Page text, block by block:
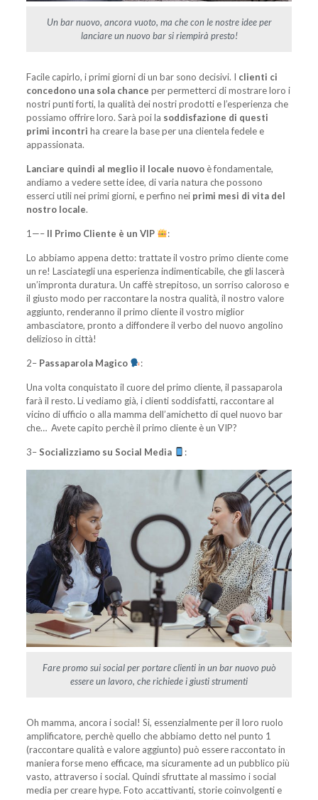
Un bar nuovo, ancora vuoto, ma che con le nostre idee per
lanciare un nuovo bar si riempirà presto!
Facile capirlo, i primi giorni di un bar sono decisivi. I clienti ci
concedono una sola chance per permetterci di mostrare loro i
nostri punti forti, la qualità dei nostri prodotti e l’esperienza che
possiamo offrire loro. Sarà poi la soddisfazione di questi
primi incontri ha creare la base per una clientela fedele e
appassionata.
Lanciare quindi al meglio il locale nuovoè fondamentale,
andiamo a vedere sette idee, di varia natura che possono
esserci utili nei primi giorni, e perfino nei primi mesi di vita del
nostro locale.
1—–Il Primo Cliente è un VIP :
Lo abbiamo appena detto: trattate il vostro primo cliente come
un re! Lasciategli una esperienza indimenticabile, che gli lascerà
un’impronta duratura. Un caffè strepitoso, un sorriso caloroso e
il giusto modo per raccontare la nostra qualità, il nostro valore
aggiunto, renderanno il primo cliente il vostro miglior
ambasciatore, pronto a diffondere il verbo del nuovo angolino
delizioso in città!
2– Passaparola Magico :
Una volta conquistato il cuore del primo cliente, il passaparola
farà il resto. Li vediamo già, i clienti soddisfatti, raccontare al
vicino di ufficio o alla mamma dell’amichetto di quel nuovo bar
che… Avete capito perchè il primo cliente è un VIP?
3–Socializziamo su Social Media :
Fare promo sui social per portare clienti in un bar nuovo può
essere un lavoro, che richiede i giusti strumenti
Oh mamma, ancora i social! Si, essenzialmente per il loro ruolo
amplificatore, perchè quello che abbiamo detto nel punto 1
(raccontare qualità e valore aggiunto) può essere raccontato in
maniera forse meno efficace, ma sicuramente ad un pubblico più
vasto, attraverso i social. Quindi sfruttate al massimo i social
media per creare hype. Foto accattivanti, storie coinvolgenti e